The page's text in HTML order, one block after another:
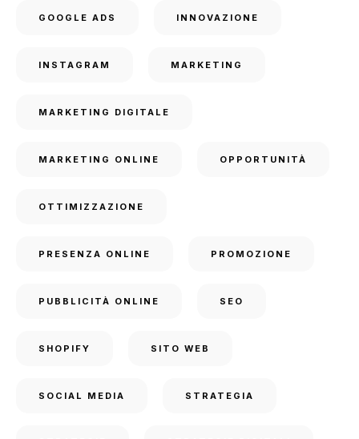
GOOGLE ADS INNOVAZIONE
INSTAGRAM MARKETING
MARKETING DIGITALE
MARKETING ONLINE OPPORTUNITÀ
OTTIMIZZAZIONE
PRESENZA ONLINE PROMOZIONE
PUBBLICITÀ ONLINE SEO
SHOPIFY SITO WEB
SOCIAL MEDIA STRATEGIA